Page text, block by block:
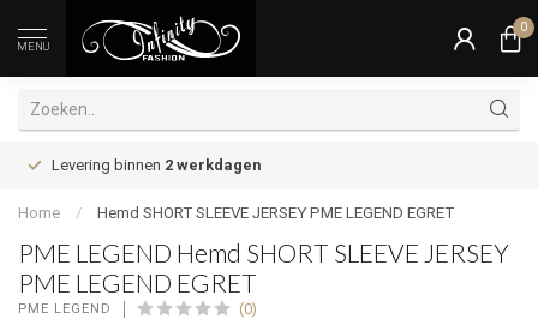
MENU
0
Levering binnen 2 werkdagen
Home / Hemd SHORT SLEEVE JERSEY PME LEGEND EGRET
PME LEGEND Hemd SHORT SLEEVE JERSEY
PME LEGEND EGRET
PME LEGEND (0)